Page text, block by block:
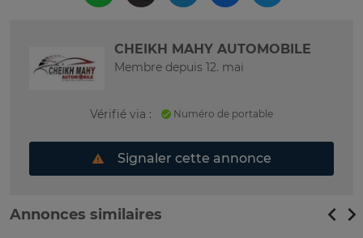
CHEIKH MAHY AUTOMOBILE
Membre depuis 12. mai
Vérifié via : Numéro de portable
Signaler cette annonce
Annonces similaires